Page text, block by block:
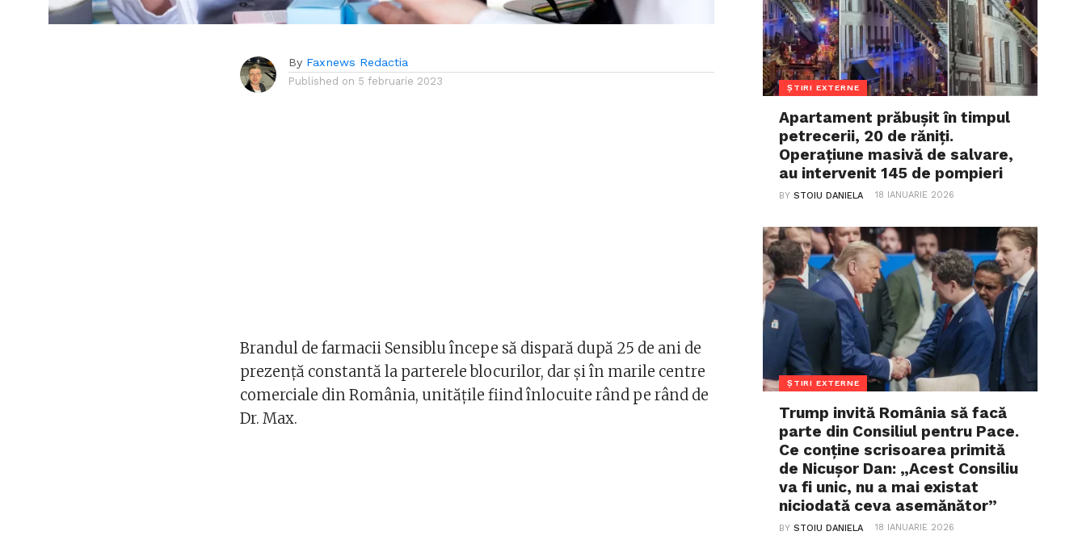
By Faxnews Redactia
Published on 5 februarie 2023
Brandul de farmacii Sensiblu începe să dispară după 25 de ani de
prezenţă constantă la parterele blocurilor, dar şi în marile centre
comerciale din România, unităţile fiind înlocuite rând pe rând de
Dr. Max.
ȘTIRI EXTERNE
Apartament prăbușit în timpul
petrecerii, 20 de răniți.
Operațiune masivă de salvare,
au intervenit 145 de pompieri
BYSTOIU DANIELA 18 IANUARIE 2026
ȘTIRI EXTERNE
Trump invită România să facă
parte din Consiliul pentru Pace.
Ce conține scrisoarea primită
de Nicușor Dan: „Acest Consiliu
va fi unic, nu a mai existat
niciodată ceva asemănător”
BYSTOIU DANIELA 18 IANUARIE 2026